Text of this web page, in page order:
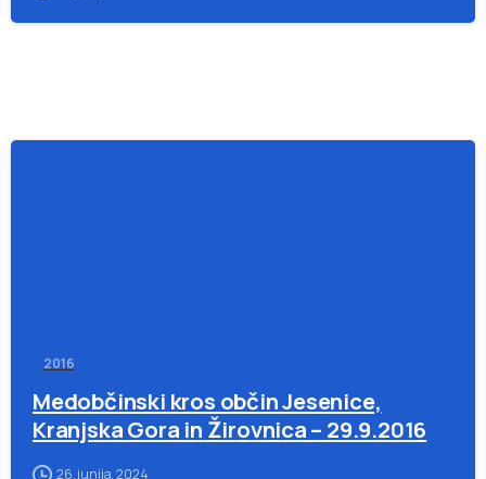
2016
Medobčinski kros občin Jesenice,
Kranjska Gora in Žirovnica – 29.9.2016
26. junija, 2024